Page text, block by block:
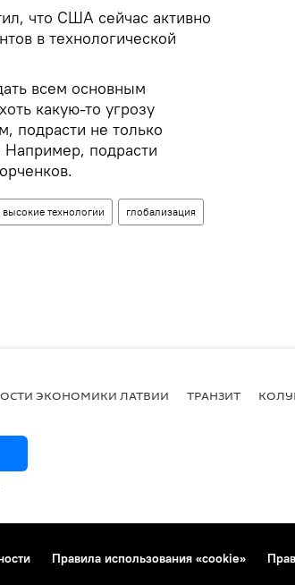
что США сейчас активно
в технологической
всем основным
какую-то угрозу
подрасти не только
подрасти
высокие технологии глобализация
ЭКОНОМИКИ ЛАТВИИ ТРАНЗИТ
Правила использования «cookie»